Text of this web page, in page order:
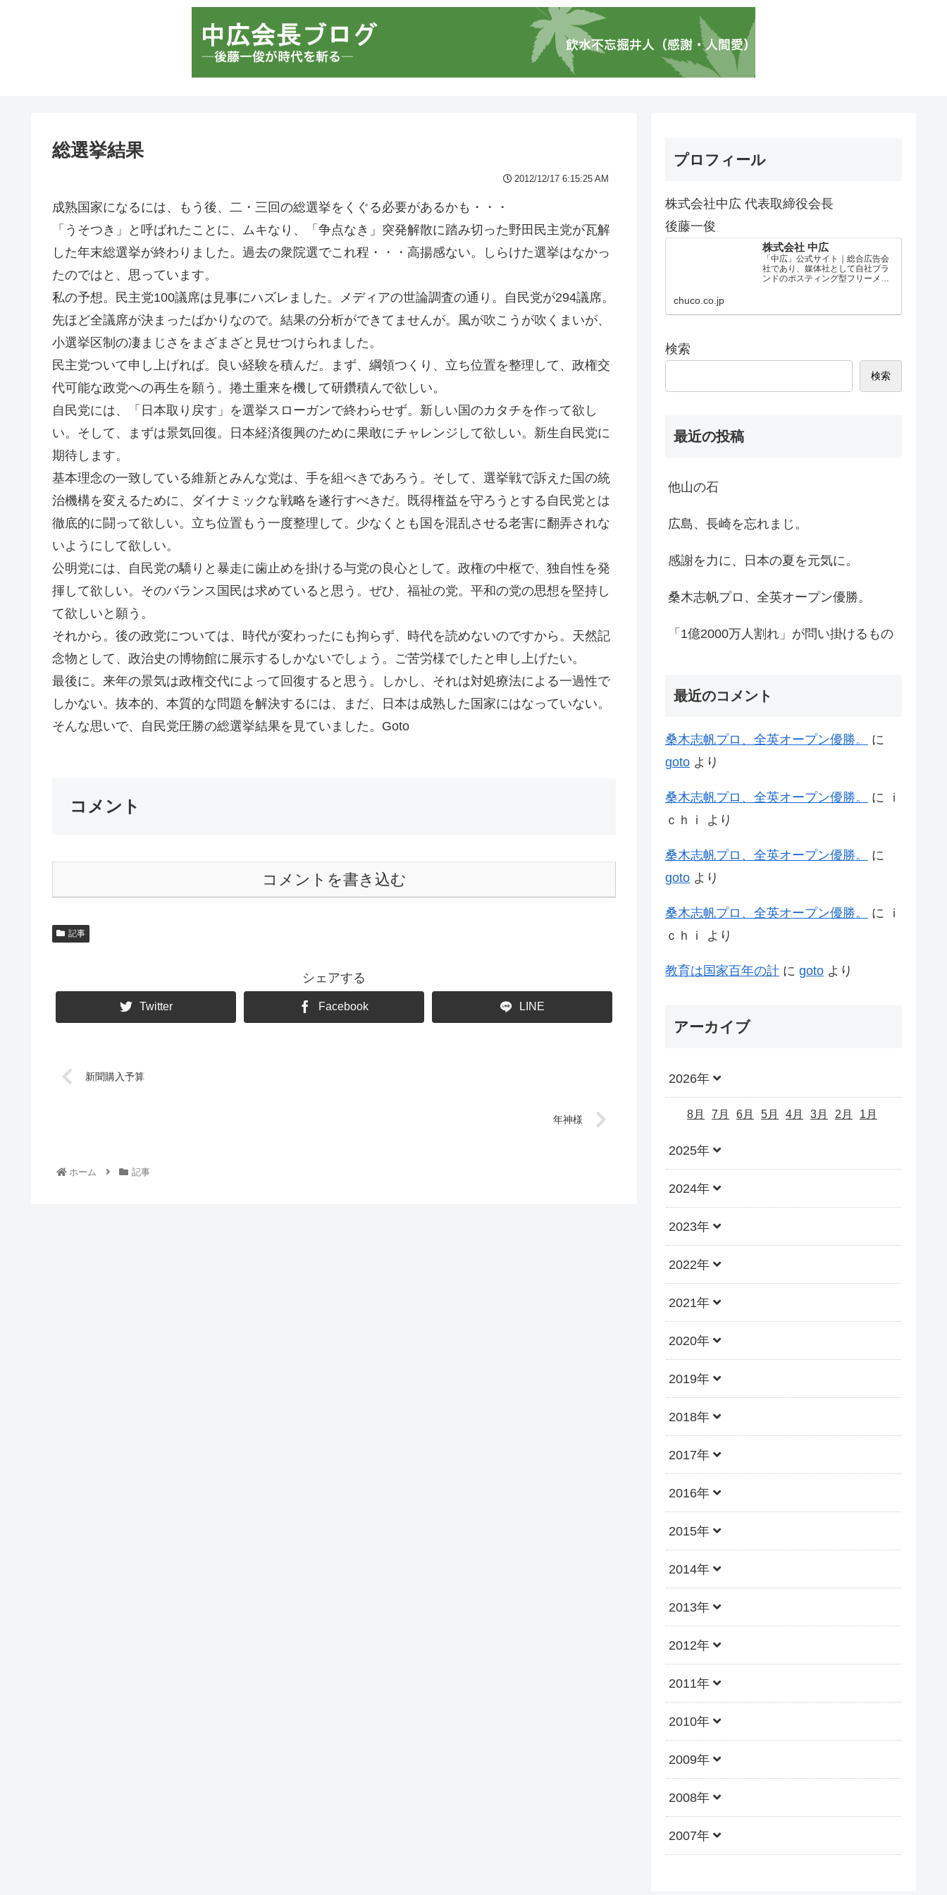
総選挙結果
2012/12/17 6:15:25 AM
成熟国家になるには、もう後、二・三回の総選挙をくぐる必要があるかも・・・
「うそつき」と呼ばれたことに、ムキなり、「争点なき」突発解散に踏み切った野田民主党が瓦解
した年末総選挙が終わりました。過去の衆院選でこれ程・・・高揚感ない。しらけた選挙はなかっ
たのではと、思っています。
私の予想。民主党100議席は見事にハズレました。メディアの世論調査の通り。自民党が294議席。
先ほど全議席が決まったばかりなので。結果の分析ができてませんが。風が吹こうが吹くまいが、
小選挙区制の凄まじさをまざまざと見せつけられました。
民主党ついて申し上げれば。良い経験を積んだ。まず、綱領つくり、立ち位置を整理して、政権交
代可能な政党への再生を願う。捲土重来を機して研鑽積んで欲しい。
自民党には、「日本取り戻す」を選挙スローガンで終わらせず。新しい国のカタチを作って欲し
い。そして、まずは景気回復。日本経済復興のために果敢にチャレンジして欲しい。新生自民党に
期待します。
基本理念の一致している維新とみんな党は、手を組べきであろう。そして、選挙戦で訴えた国の統
治機構を変えるために、ダイナミックな戦略を遂行すべきだ。既得権益を守ろうとする自民党とは
徹底的に闘って欲しい。立ち位置もう一度整理して。少なくとも国を混乱させる老害に翻弄されな
いようにして欲しい。
公明党には、自民党の驕りと暴走に歯止めを掛ける与党の良心として。政権の中枢で、独自性を発
揮して欲しい。そのバランス国民は求めていると思う。ぜひ、福祉の党。平和の党の思想を堅持し
て欲しいと願う。
それから。後の政党については、時代が変わったにも拘らず、時代を読めないのですから。天然記
念物として、政治史の博物館に展示するしかないでしょう。ご苦労様でしたと申し上げたい。
最後に。来年の景気は政権交代によって回復すると思う。しかし、それは対処療法による一過性で
しかない。抜本的、本質的な問題を解決するには、まだ、日本は成熟した国家にはなっていない。
そんな思いで、自民党圧勝の総選挙結果を見ていました。Goto
コメント
コメントを書き込む
記事
シェアする
Twitter Facebook LINE
新聞購入予算
年神様
ホーム 記事
プロフィール
株式会社中広 代表取締役会長
後藤一俊
株式会社 中広
「中広」公式サイト｜総合広告会
社であり、媒体社として自社ブラ
ンドのポスティング型フリーメデ
chuco.co.jp
検索
検索
最近の投稿
他山の石
広島、長崎を忘れまじ。
感謝を力に、日本の夏を元気に。
桑木志帆プロ、全英オープン優勝。
「1億2000万人割れ」が問い掛けるもの
最近のコメント
桑木志帆プロ、全英オープン優勝。
に
goto より
桑木志帆プロ、全英オープン優勝。 に
ｉ
ｃｈｉ
より
桑木志帆プロ、全英オープン優勝。
に
goto より
桑木志帆プロ、全英オープン優勝。 に
ｉ
ｃｈｉ
より
教育は国家百年の計 に goto より
アーカイブ
2026年
8月 7月 6月 5月 4月 3月 2月 1月
2025年
2024年
2023年
2022年
2021年
2020年
2019年
2018年
2017年
2016年
2015年
2014年
2013年
2012年
2011年
2010年
2009年
2008年
2007年